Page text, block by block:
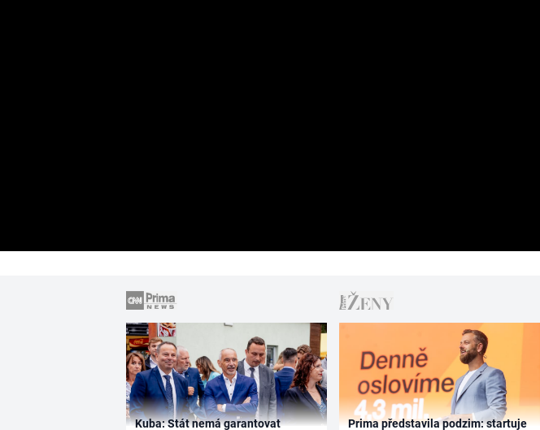
Kuba: Stát nemá garantovat
Prima představila podzim: startuje